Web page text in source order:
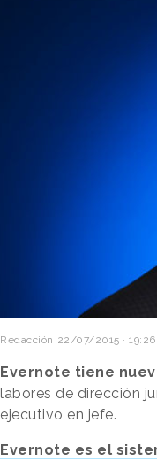
Redacción 22/07/2015 · 19:26
Evernote tiene
labores de dirección
ejecutivo en jefe.
Evernote es el